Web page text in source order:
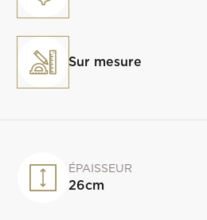
Sur mesure
ÉPAISSEUR
26cm